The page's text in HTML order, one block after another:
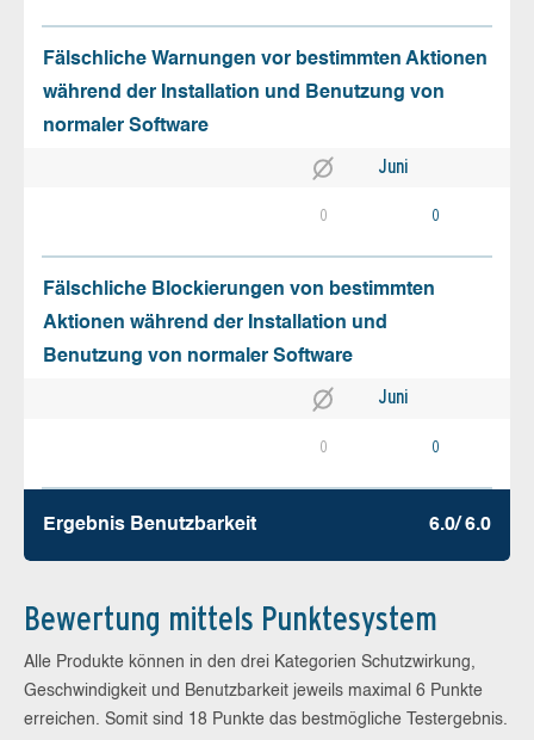
Fälschliche Warnungen vor bestimmten Aktionen
während der Installation und Benutzung von
normaler Software
Juni
0 0
Fälschliche Blockierungen von bestimmten
Aktionen während der Installation und
Benutzung von normaler Software
Juni
0 0
Ergebnis Benutz­barkeit 6.0/ 6.0
Bewertung mittels Punktesystem
Alle Produkte können in den drei Kategorien Schutzwirkung,
Geschwindigkeit und Benutzbarkeit jeweils maximal 6 Punkte
erreichen. Somit sind 18 Punkte das bestmögliche Testergebnis.